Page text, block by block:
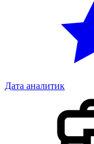
Дата аналитик